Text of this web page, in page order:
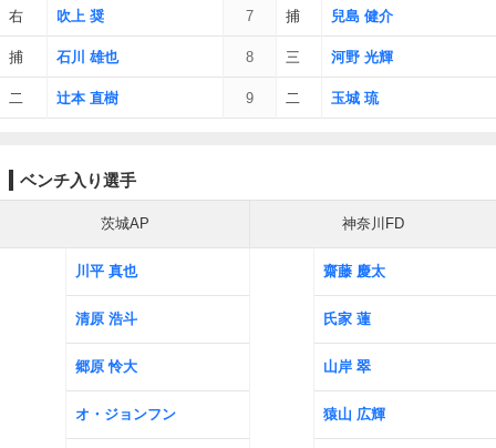
右 吹上 奨 7 捕 兒島 健介
捕 石川 雄也 8 三 河野 光輝
二 辻本 直樹 9 二 玉城 琉
ベンチ入り選手
茨城AP 神奈川FD
川平 真也 齋藤 慶太
清原 浩斗 氏家 蓮
郷原 怜大 山岸 翠
オ・ジョンフン 猿山 広輝